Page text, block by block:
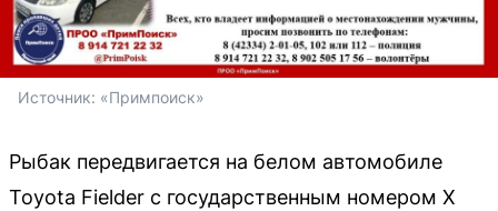
Источник: «Примпоиск»
Рыбак передвигается на белом автомобиле
Toyota Fielder с государственным номером Х